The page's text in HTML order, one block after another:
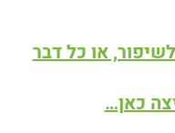
או כל דבר
כאן…